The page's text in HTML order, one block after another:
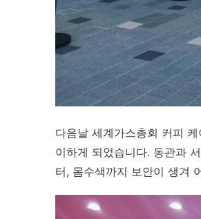
다음날 세계가스총회 커피
이하게 되었습니다. 동관과
터, 몸수색까지 보안이 생겨